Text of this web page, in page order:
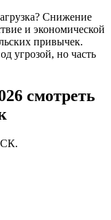
Снижение
и экономической
привычек.
угрозой, но часть
смотреть